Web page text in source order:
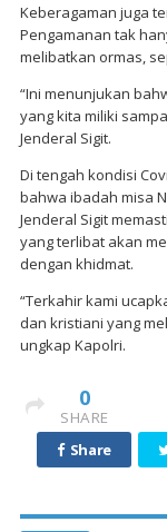
Keberagaman juga
Pengamanan tak
melibatkan ormas,
“Ini menunjukan
yang kita miliki
Jenderal Sigit.
Di tengah kondisi
bahwa ibadah misa
Jenderal Sigit
yang terlibat akan
dengan khidmat.
“Terkahir kami
dan kristiani yang
ungkap Kapolri.
0
SHARE
Share